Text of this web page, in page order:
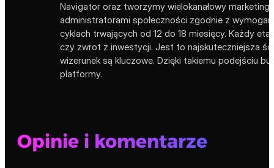
Navigator oraz tworzymy wielokanałowy
administratorami społeczności zgodnie z
cyklach trwających od 12 do 18 miesięcy. Każdy
czy zwrot z inwestycji. Jest to najskuteczniejsza
wizerunek są kluczowe. Dzięki takiemu podejściu
platformy.
Opinie i komentarze